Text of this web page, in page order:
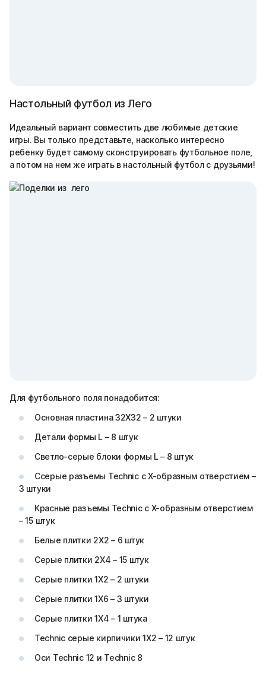
Настольный футбол из Лего
Идеальный вариант совместить две любимые детские
игры. Вы только представьте, насколько интересно
ребенку будет самому сконструировать футбольное поле,
а потом на нем же играть в настольный футбол с друзьями!
Для футбольного поля понадобится:
Основная пластина 32Х32 – 2 штуки
Детали формы L – 8 штук
Светло-серые блоки формы L – 8 штук
Ссерые разъемы Technic с X-образным отверстием –
3 штуки
Красные разъемы Technic с X-образным отверстием
– 15 штук
Белые плитки 2Х2 – 6 штук
Серые плитки 2Х4 – 15 штук
Серые плитки 1Х2 – 2 штуки
Серые плитки 1Х6 – 3 штуки
Серые плитки 1Х4 – 1 штука
Technic серые кирпичики 1Х2 – 12 штук
Оси Technic 12 и Technic 8